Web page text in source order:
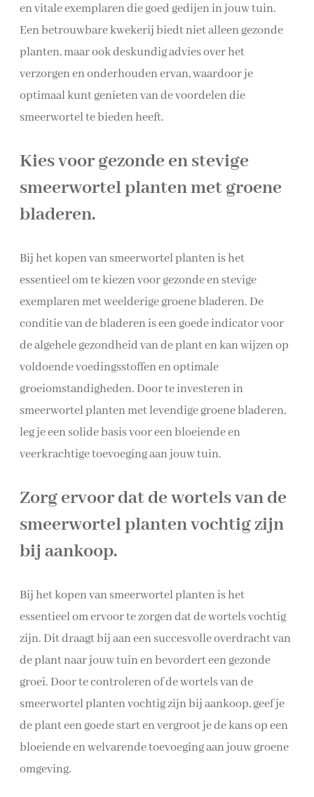
en vitale exemplaren die goed gedijen in jouw tuin.
Een betrouwbare kwekerij biedt niet alleen gezonde
planten, maar ook deskundig advies over het
verzorgen en onderhouden ervan, waardoor je
optimaal kunt genieten van de voordelen die
smeerwortel te bieden heeft.
Kies voor gezonde en stevige
smeerwortel planten met groene
bladeren.
Bij het kopen van smeerwortel planten is het
essentieel om te kiezen voor gezonde en stevige
exemplaren met weelderige groene bladeren. De
conditie van de bladeren is een goede indicator voor
de algehele gezondheid van de plant en kan wijzen op
voldoende voedingsstoffen en optimale
groeiomstandigheden. Door te investeren in
smeerwortel planten met levendige groene bladeren,
leg je een solide basis voor een bloeiende en
veerkrachtige toevoeging aan jouw tuin.
Zorg ervoor dat de wortels van de
smeerwortel planten vochtig zijn
bij aankoop.
Bij het kopen van smeerwortel planten is het
essentieel om ervoor te zorgen dat de wortels vochtig
zijn. Dit draagt bij aan een succesvolle overdracht van
de plant naar jouw tuin en bevordert een gezonde
groei. Door te controleren of de wortels van de
smeerwortel planten vochtig zijn bij aankoop, geef je
de plant een goede start en vergroot je de kans op een
bloeiende en welvarende toevoeging aan jouw groene
omgeving.